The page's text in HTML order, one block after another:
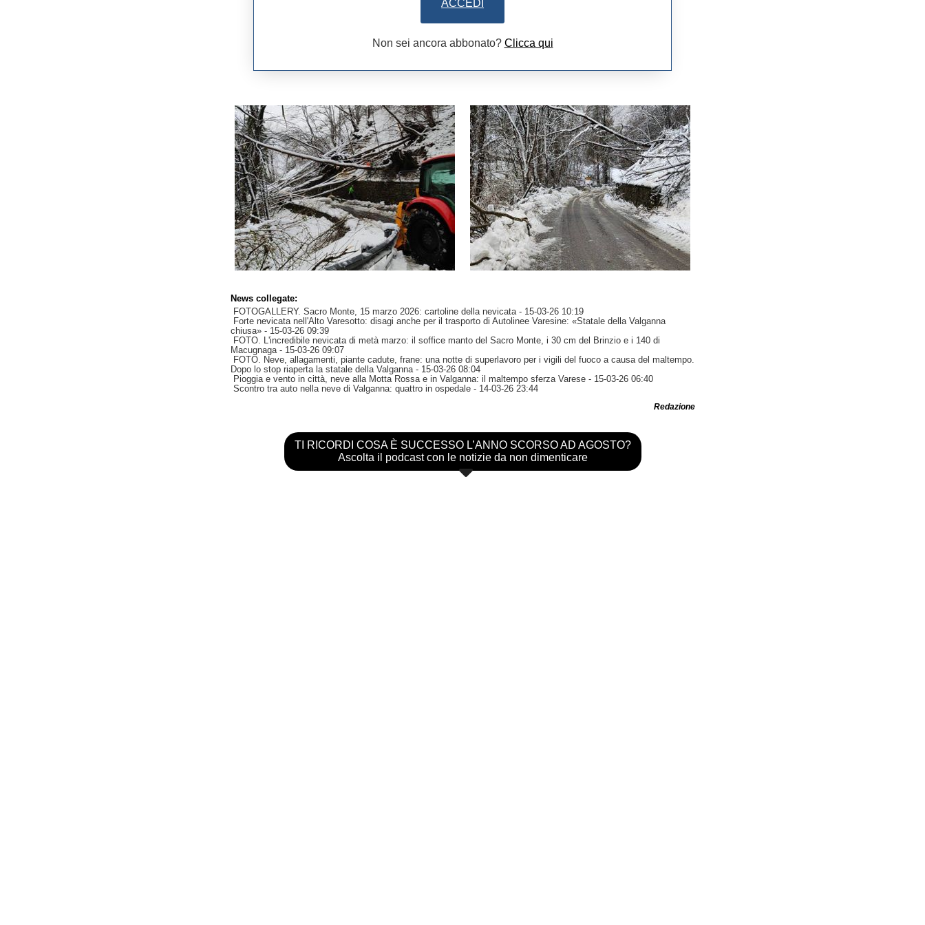
ACCEDI
Non sei ancora abbonato? Clicca qui
News collegate:
FOTOGALLERY. Sacro Monte, 15 marzo 2026: cartoline della nevicata- 15-03-26 10:19
Forte nevicata nell'Alto Varesotto: disagi anche per il trasporto di Autolinee Varesine: «Statale della Valganna
chiusa»- 15-03-26 09:39
FOTO. L'incredibile nevicata di metà marzo: il soffice manto del Sacro Monte, i 30 cm del Brinzio e i 140 di
Macugnaga- 15-03-26 09:07
FOTO. Neve, allagamenti, piante cadute, frane: una notte di superlavoro per i vigili del fuoco a causa del maltempo.
Dopo lo stop riaperta la statale della Valganna- 15-03-26 08:04
Pioggia e vento in città, neve alla Motta Rossa e in Valganna: il maltempo sferza Varese- 15-03-26 06:40
Scontro tra auto nella neve di Valganna: quattro in ospedale- 14-03-26 23:44
Redazione
TI RICORDI COSA È SUCCESSO L’ANNO SCORSO AD AGOSTO?
Ascolta il podcast con le notizie da non dimenticare